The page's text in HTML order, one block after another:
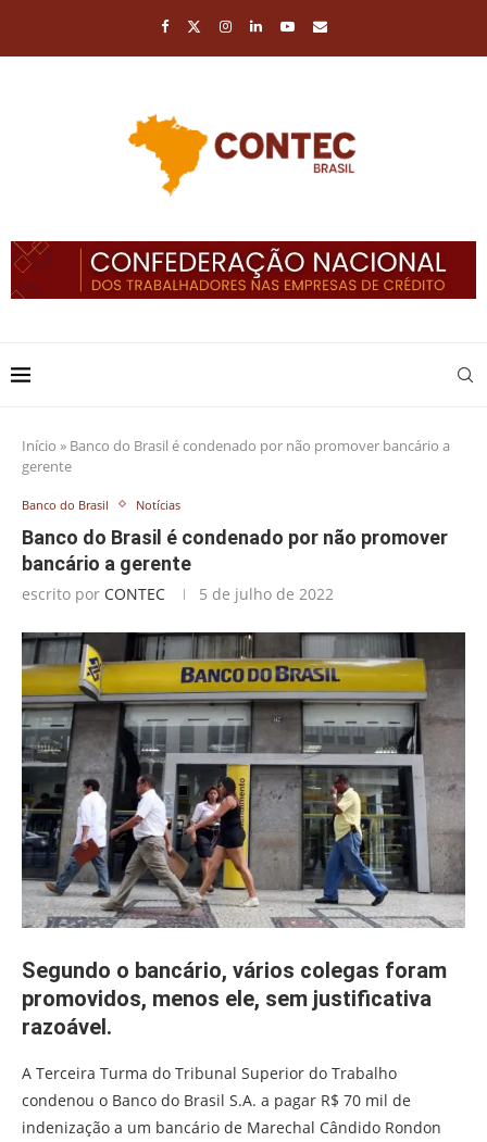
Início » Banco do Brasil é condenado por não promover bancário a
gerente
Banco do Brasil Notícias
Banco do Brasil é condenado por não promover
bancário a gerente
escrito por CONTEC 5 de julho de 2022
Segundo o bancário, vários colegas foram
promovidos, menos ele, sem justificativa
razoável.
A Terceira Turma do Tribunal Superior do Trabalho
condenou o Banco do Brasil S.A. a pagar R$ 70 mil de
indenização a um bancário de Marechal Cândido Rondon